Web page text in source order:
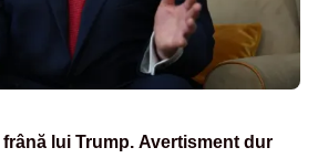
lui Trump. Avertisment dur